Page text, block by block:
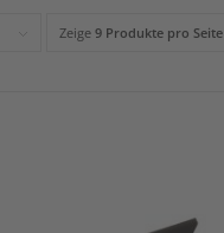
Zeige 9 Produkte pro Seite